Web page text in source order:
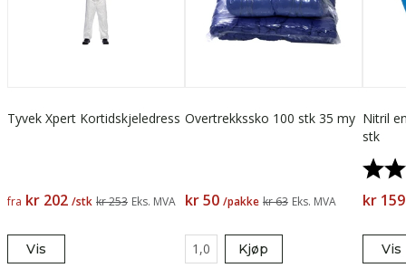
Tyvek Xpert Kortidskjeledress
fra kr 202 /stk kr 253 Eks. MVA
Vis
Overtrekkssko 100 stk 35 my
kr 50 /pakke kr 63 Eks. MVA
Kjøp
Nitril
stk
kr 159
Vis